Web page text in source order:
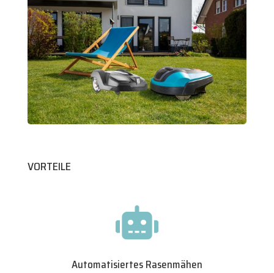
VORTEILE

Automatisiertes Rasenmähen